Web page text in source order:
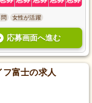
女性が活躍
応募画面へ進む
富士の求人